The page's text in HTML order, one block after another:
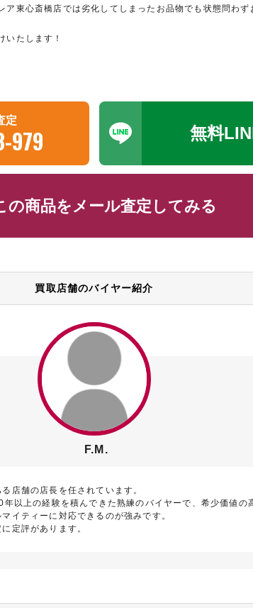
ア東心斎橋店では劣化してしまったお品物でも状態問わず
いたします！
定
979 無料
の商品をメール査定してみる
買取店舗のバイヤー紹介
F.M.
店舗の店長を任されています。
年以上の経験を積んできた熟練のバイヤーで、希少価値の
イティーに対応できるのが強みです。
定評があります。